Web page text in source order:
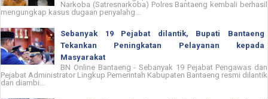
Narkoba (Satresnarkoba) Polres Bantaeng kembali berhasil
mengungkap kasus dugaan penyalahg...
Sebanyak 19 Pejabat dilantik, Bupati Bantaeng
Tekankan Peningkatan Pelayanan kepada
Masyarakat
BN Online Bantaeng - Sebanyak 19 Pejabat Pengawas dan
Pejabat Administrator Lingkup Pemerintah Kabupaten Bantaeng resmi dilantik
dan diambi...